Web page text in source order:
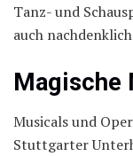
Tanz- und
auch
Magische
Musicals und
Stuttgarter